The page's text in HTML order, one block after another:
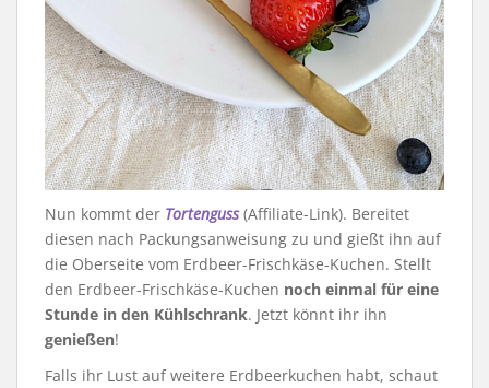
Nun kommt der Tortenguss(Affiliate-Link). Bereitet
diesen nach Packungsanweisung zu und gießt ihn auf
die Oberseite vom Erdbeer-Frischkäse-Kuchen. Stellt
den Erdbeer-Frischkäse-Kuchen noch einmal für eine
Stunde in den Kühlschrank. Jetzt könnt ihr ihn
genießen!
Falls ihr Lust auf weitere Erdbeerkuchen habt, schaut